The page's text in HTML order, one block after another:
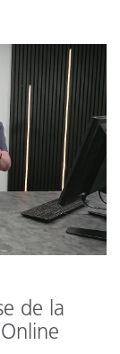
de la